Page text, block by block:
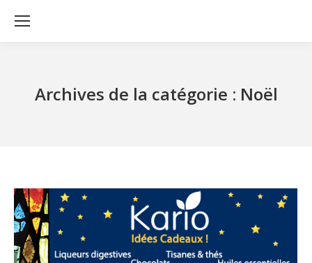
Archives de la catégorie : Noël